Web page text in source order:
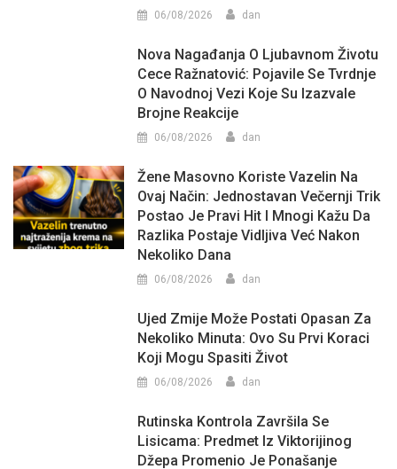
06/08/2026 dan
Nova Nagađanja O Ljubavnom Životu
Cece Ražnatović: Pojavile Se Tvrdnje
O Navodnoj Vezi Koje Su Izazvale
Brojne Reakcije
06/08/2026 dan
Žene Masovno Koriste Vazelin Na
Ovaj Način: Jednostavan Večernji Trik
Postao Je Pravi Hit I Mnogi Kažu Da
Razlika Postaje Vidljiva Već Nakon
Nekoliko Dana
06/08/2026 dan
Ujed Zmije Može Postati Opasan Za
Nekoliko Minuta: Ovo Su Prvi Koraci
Koji Mogu Spasiti Život
06/08/2026 dan
Rutinska Kontrola Završila Se
Lisicama: Predmet Iz Viktorijinog
Džepa Promenio Je Ponašanje